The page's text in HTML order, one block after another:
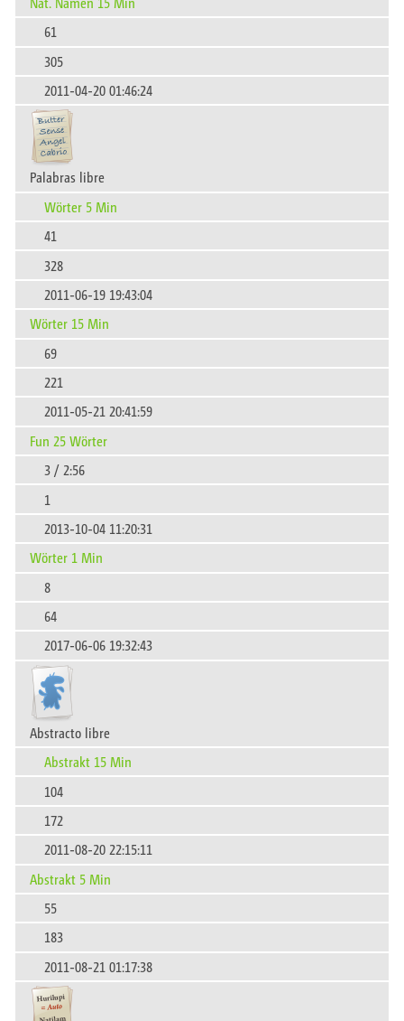
61
305
2011-04-20 01:46:24
Palabras libre
Wörter 5 Min
41
328
2011-06-19 19:43:04
Wörter 15 Min
69
221
2011-05-21 20:41:59
Fun 25 Wörter
3 / 2:56
1
2013-10-04 11:20:31
Wörter 1 Min
8
64
2017-06-06 19:32:43
Abstracto libre
Abstrakt 15 Min
104
172
2011-08-20 22:15:11
Abstrakt 5 Min
55
183
2011-08-21 01:17:38